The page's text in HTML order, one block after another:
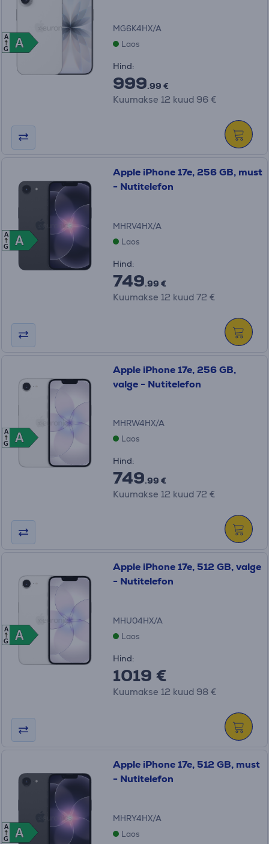
A
A
A
G
MG6K4HX/A
Laos
Hind:
999.99 €
Kuumakse 12 kuud 96 €
A
A
A
G
Apple iPhone 17e, 256 GB, must
- Nutitelefon
MHRV4HX/A
Laos
Hind:
749.99 €
Kuumakse 12 kuud 72 €
A
A
A
G
Apple iPhone 17e, 256 GB,
valge - Nutitelefon
MHRW4HX/A
Laos
Hind:
749.99 €
Kuumakse 12 kuud 72 €
A
A
A
G
Apple iPhone 17e, 512 GB, valge
- Nutitelefon
MHU04HX/A
Laos
Hind:
1019 €
Kuumakse 12 kuud 98 €
A
A
A
G
Apple iPhone 17e, 512 GB, must
- Nutitelefon
MHRY4HX/A
Laos